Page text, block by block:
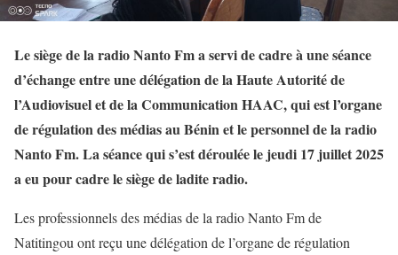
Le siège de la radio Nanto Fm a servi de cadre à une séance
d’échange entre une délégation de la Haute Autorité de
l’Audiovisuel et de la Communication HAAC, qui est l’organe
de régulation des médias au Bénin et le personnel de la radio
Nanto Fm. La séance qui s’est déroulée le jeudi 17 juillet 2025
a eu pour cadre le siège de ladite radio.
Les professionnels des médias de la radio Nanto Fm de
Natitingou ont reçu une délégation de l’organe de régulation